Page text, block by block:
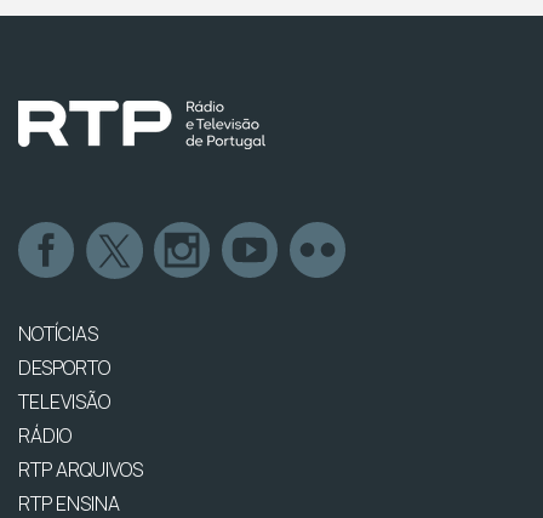
NOTÍCIAS
DESPORTO
TELEVISÃO
RÁDIO
RTP ARQUIVOS
RTP ENSINA